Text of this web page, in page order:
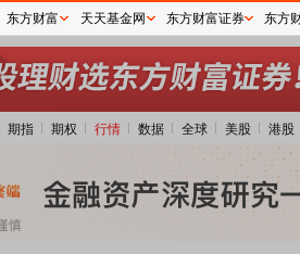
期指 期权 行情 数据 全球 美股 港股
东方财富 天天基金网 东方财富证券 东方